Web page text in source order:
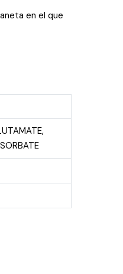
en el que